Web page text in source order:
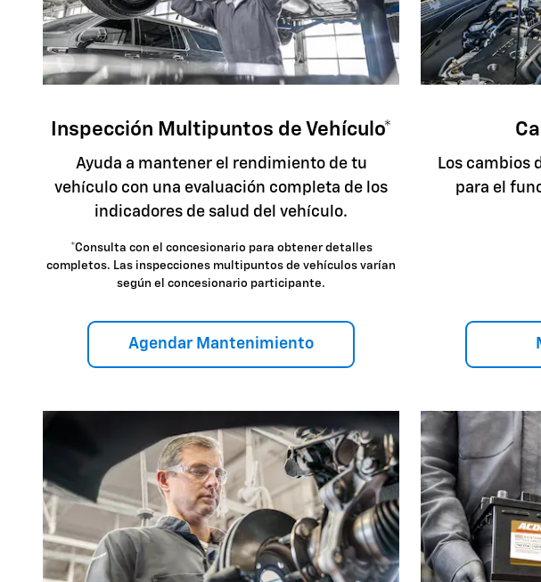
Inspección Multipuntos de Vehículo*
Ayuda a mantener el rendimiento de tu
vehículo con una evaluación completa de los
indicadores de salud del vehículo.
*Consulta con el concesionario para obtener detalles
completos. Las inspecciones multipuntos de vehículos varían
según el concesionario participante.
Agendar Mantenimiento
Los cambios
para el